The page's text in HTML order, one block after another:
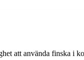
att använda finska i